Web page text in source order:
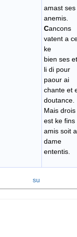
amast ses
anemis.
Cancons
vatent a
ke
bien ses
li di pour
paour ai
chante et
doutance.
Mais drois
est ke fins
amis soit
dame
ententis.
su